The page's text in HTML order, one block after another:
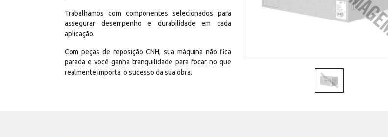
Trabalhamos com componentes selecionados para
assegurar desempenho e durabilidade em cada
aplicação.
Com peças de reposição CNH, sua máquina não fica
parada e você ganha tranquilidade para focar no que
realmente importa: o sucesso da sua obra.